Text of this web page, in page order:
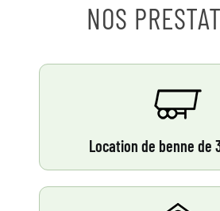
NOS
Location de benne de